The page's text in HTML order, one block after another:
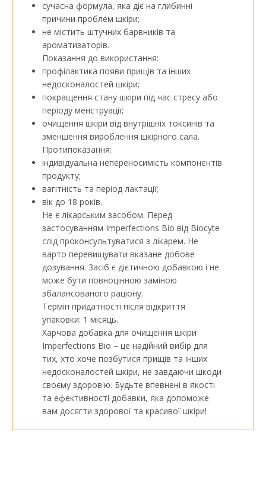
сучасна формула, яка діє на глибинні
причини проблем шкіри;
не містить штучних барвників та
ароматизаторів.
Показання до використання:
профілактика появи прищів та інших
недосконалостей шкіри;
покращення стану шкіри під час стресу або
періоду менструації;
очищення шкіри від внутрішніх токсинів та
зменшення вироблення шкірного сала.
Протипоказання:
індивідуальна непереносимість компонентів
продукту;
вагітність та період лактації;
вік до 18 років.
Не є лікарським засобом. Перед
застосуванням Imperfections Bio від Biocyte
слід проконсультуватися з лікарем. Не
варто перевищувати вказане добове
дозування. Засіб є дієтичною добавкою і не
може бути повноцінною заміною
збалансованого раціону.
Термін придатності після відкриття
упаковки: 1 місяць.
Харчова добавка для очищення шкіри
Imperfections Bio – це надійний вибір для
тих, хто хоче позбутися прищів та інших
недосконалостей шкіри, не завдаючи шкоди
своєму здоров'ю. Будьте впевнені в якості
та ефективності добавки, яка допоможе
вам досягти здорової та красивої шкіри!